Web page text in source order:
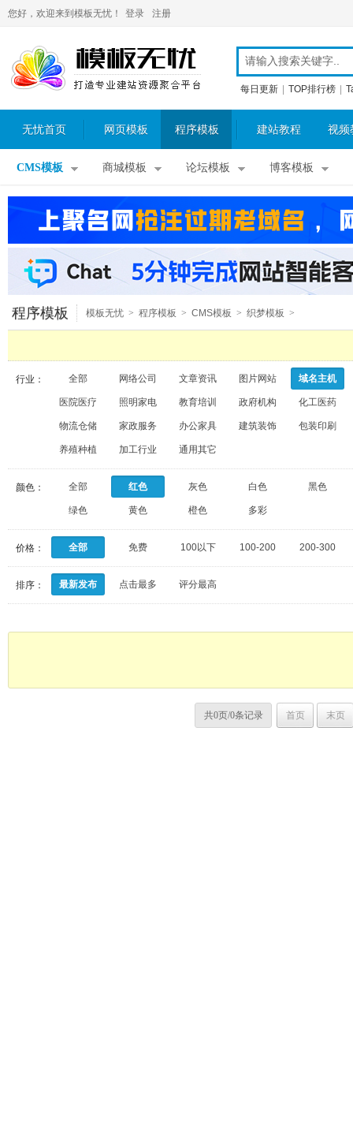
您好，欢迎来到模板无忧！ 登录 注册
每日更新 TOP排行榜
无忧首页 网页模板 程序模板 建站教程 视频
CMS模板 商城模板 论坛模板 博客模板
程序模板 模板无忧 > 程序模板 > CMS模板 > 织梦模板 >
行业： 全部 网络公司 文章资讯 图片网站 域名主机
医院医疗 照明家电 教育培训 政府机构 化工医药
物流仓储 家政服务 办公家具 建筑装饰 包装印刷
养殖种植 加工行业 通用其它
颜色： 全部 红色 灰色 白色 黑色
绿色 黄色 橙色 多彩
价格： 全部 免费 100以下 100-200 200-300
排序： 最新发布 点击最多 评分最高
共0页/0条记录 首页 末页